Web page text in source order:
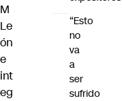
M
Le
ón
e
int
eg
“Esto
no
va
a
ser
sufrido